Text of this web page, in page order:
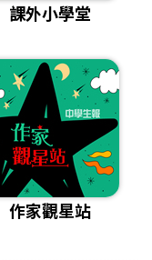
課外小學堂
作家觀星站